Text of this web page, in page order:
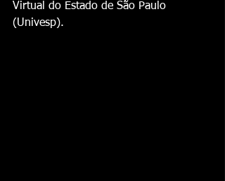
Virtual do Estado de São Paulo
(Univesp).